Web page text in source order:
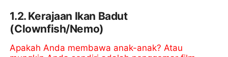
1.2. Kerajaan Ikan Badut
(Clownfish/Nemo)
Apakah Anda membawa anak-anak? Atau